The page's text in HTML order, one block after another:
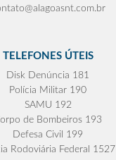
TELEFONES ÚTEIS
Disk Denúncia 181
Polícia Militar 190
SAMU 192
de Bombeiros 193
Defesa Civil 199
Rodoviária Federal 1527